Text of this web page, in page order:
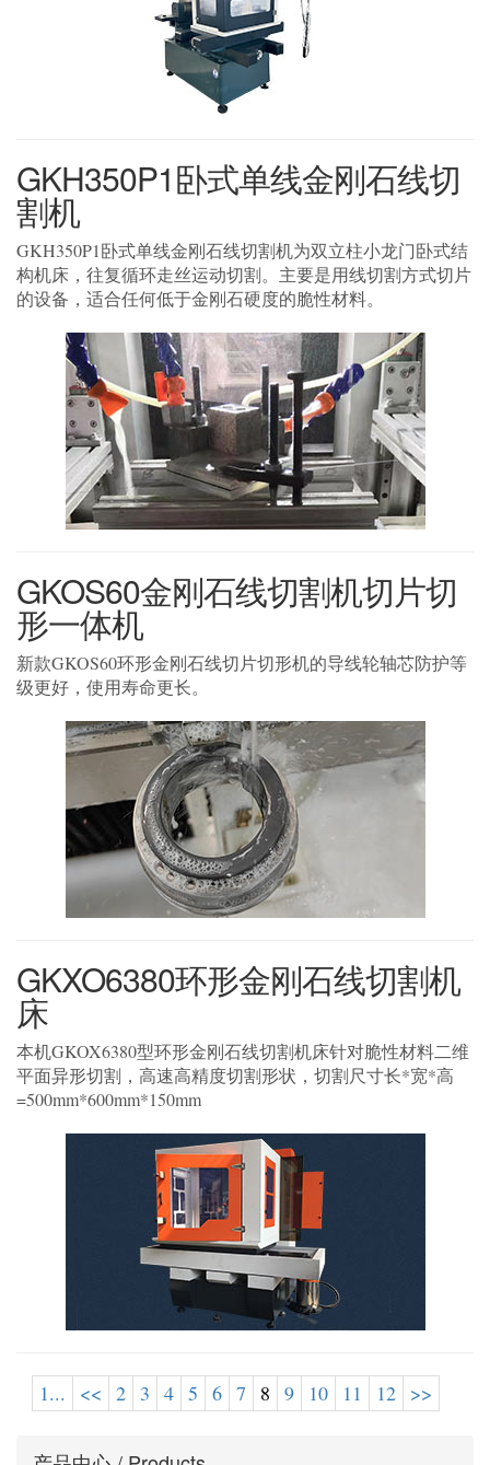
GKH350P1卧式单线金刚石线切
割机
GKH350P1卧式单线金刚石线切割机为双立柱小龙门卧式结
构机床，往复循环走丝运动切割。主要是用线切割方式切片
的设备，适合任何低于金刚石硬度的脆性材料。
GKOS60金刚石线切割机切片切
形一体机
新款GKOS60环形金刚石线切片切形机的导线轮轴芯防护等
级更好，使用寿命更长。
GKXO6380环形金刚石线切割机
床
本机GKOX6380型环形金刚石线切割机床针对脆性材料二维
平面异形切割，高速高精度切割形状，切割尺寸长*宽*高
=500mm*600mm*150mm
1... << 2 3 4 5 6 7 8 9 10 11 12 >>